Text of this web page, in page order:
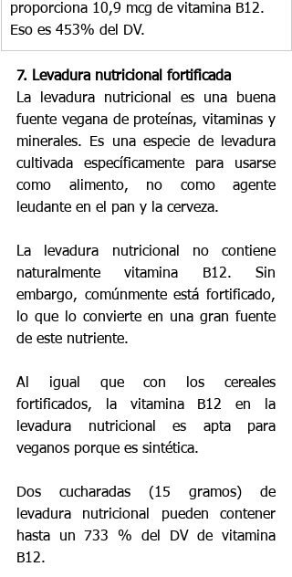
proporciona 10,9 mcg de vitamina B12.
Eso es 453% del DV.
7. Levadura nutricional fortificada
La levadura nutricional es una buena
fuente vegana de proteínas, vitaminas y
minerales. Es una especie de levadura
cultivada específicamente para usarse
como alimento, no como agente
leudante en el pan y la cerveza.
La levadura nutricional no contiene
naturalmente vitamina B12. Sin
embargo, comúnmente está fortificado,
lo que lo convierte en una gran fuente
de este nutriente.
Al igual que con los cereales
fortificados, la vitamina B12 en la
levadura nutricional es apta para
veganos porque es sintética.
Dos cucharadas (15 gramos) de
levadura nutricional pueden contener
hasta un 733 % del DV de vitamina
B12.